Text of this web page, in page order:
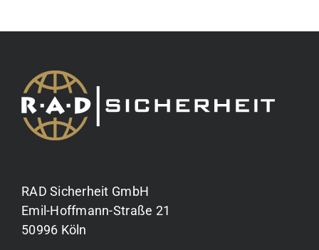
RAD Sicherheit GmbH
Emil-Hoffmann-Straße 21
50996 Köln